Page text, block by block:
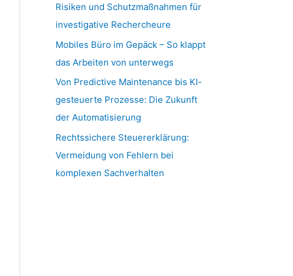
Risiken und Schutzmaßnahmen für
investigative Rechercheure
Mobiles Büro im Gepäck – So klappt
das Arbeiten von unterwegs
Von Predictive Maintenance bis KI-
gesteuerte Prozesse: Die Zukunft
der Automatisierung
Rechtssichere Steuererklärung:
Vermeidung von Fehlern bei
komplexen Sachverhalten